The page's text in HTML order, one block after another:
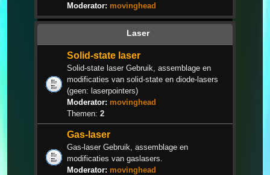
Moderator: movinghead
Laser
Solid-state laser
Solid-state laser Gebruik, assemblage en
modificaties van solid-state en diode-lasers
(geen: laserpointers)
Moderator: movinghead
Themen: 2
Gas-laser
Gas-laser Gebruik, assemblage en
modificaties van gaslasers.
Moderator: movinghead